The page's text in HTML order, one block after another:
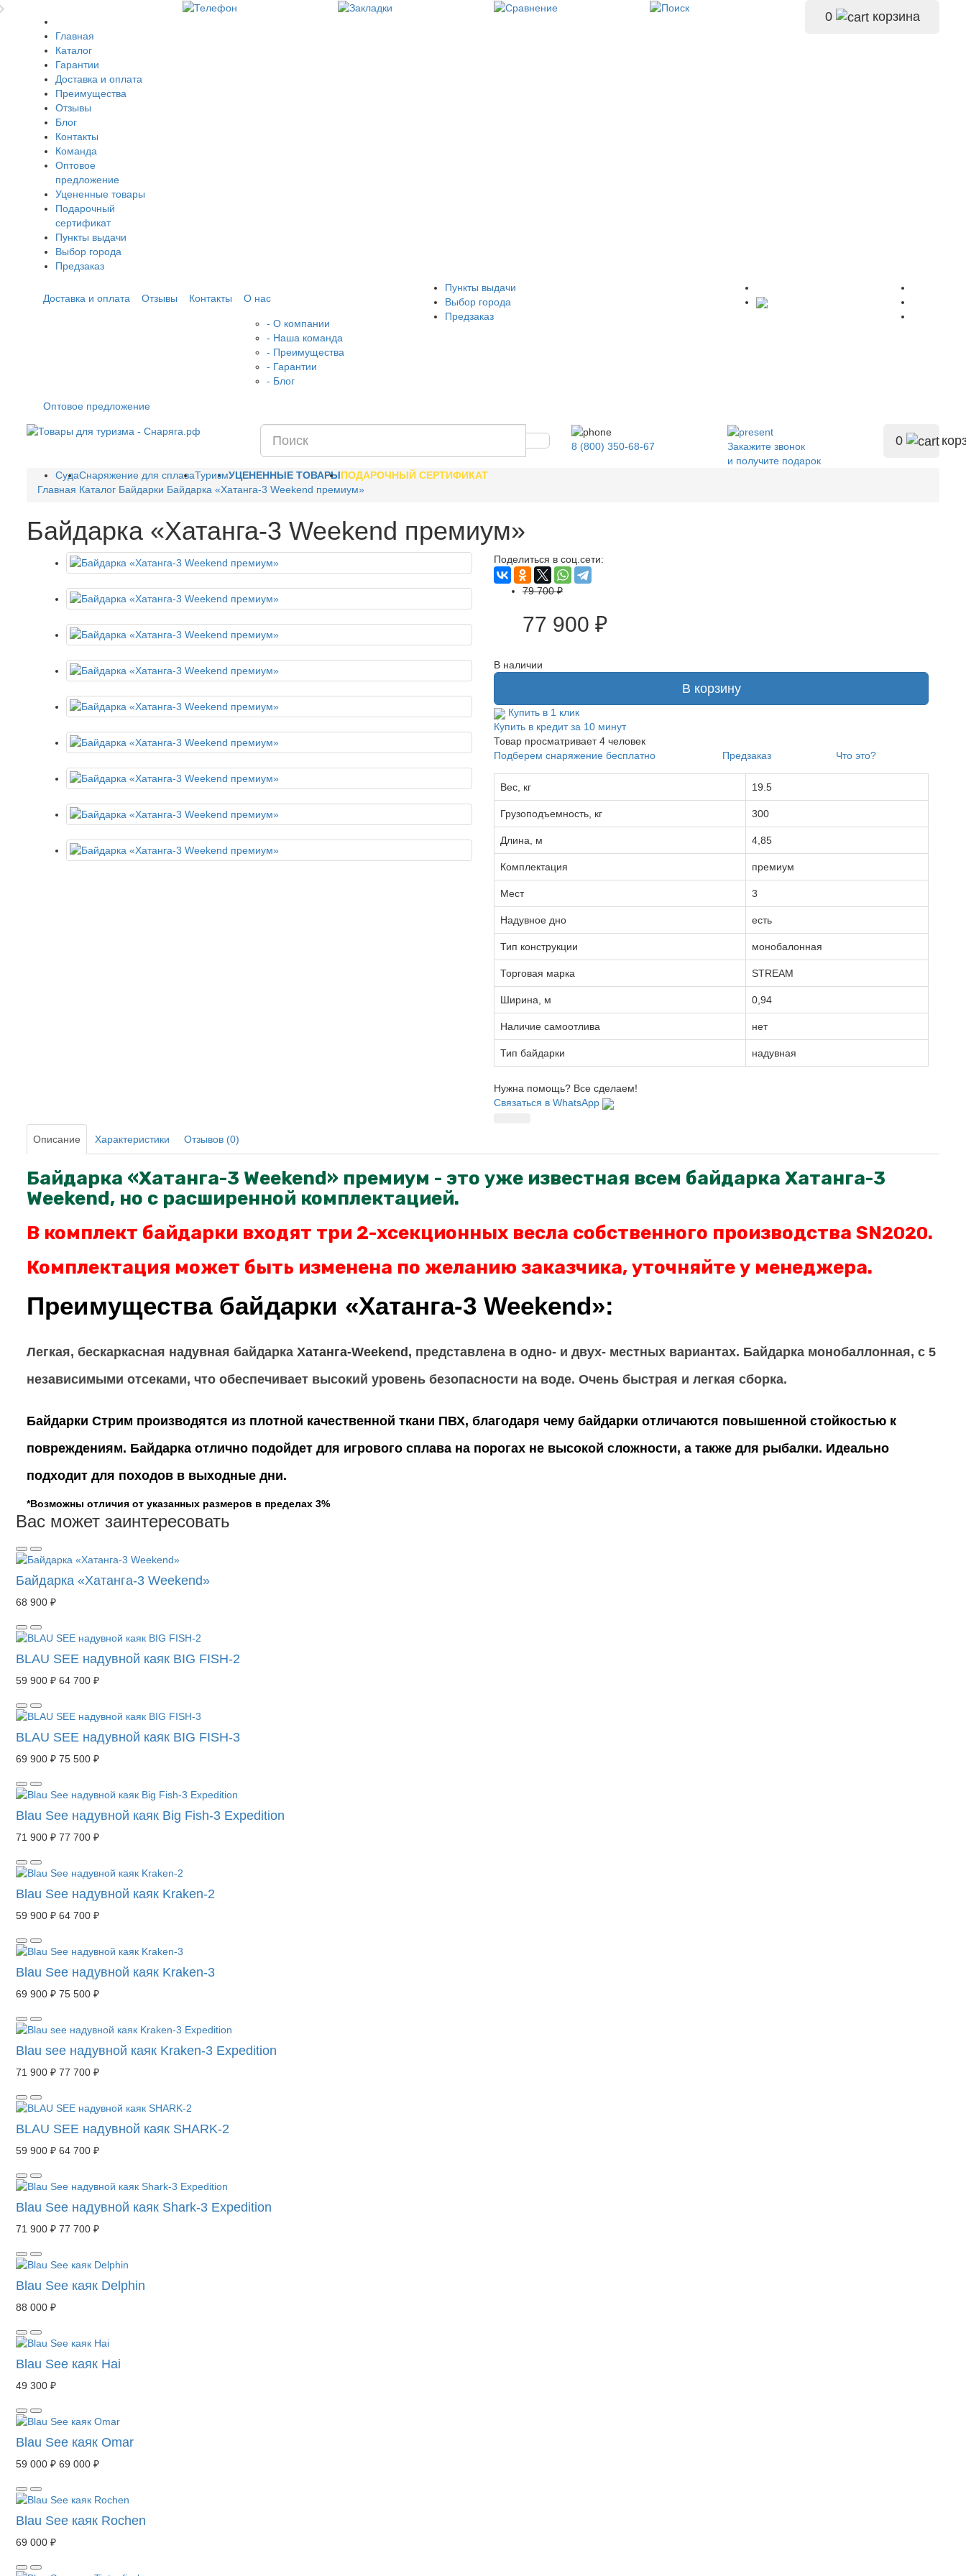
Главная
Каталог
Гарантии
Доставка и оплата
Преимущества
Отзывы
Блог
Контакты
Команда
Оптовое
предложение
Уцененные товары
Подарочный
сертификат
Пункты выдачи
Выбор города
Предзаказ
0 корзина
Доставка и оплата Отзывы Контакты О нас
- О компании
- Наша команда
- Преимущества
- Гарантии
- Блог
Оптовое предложение
Пункты выдачи
Выбор города
Предзаказ
8 (800) 350-68-67
Закажите звонок
и получите подарок
0
СудаСнаряжение для сплаваТуризмУЦЕНЕННЫЕ ТОВАРЫПОДАРОЧНЫЙ СЕРТИФИКАТ
Главная Каталог Байдарки Байдарка «Хатанга-3 Weekend премиум»
Байдарка «Хатанга-3 Weekend премиум»
Поделиться в соц.сети:
79 700 ₽
77 900 ₽
В наличии
В корзину
Купить в 1 клик
Купить в кредит за 10 минут
Товар просматривает4 человек
Подберем снаряжение бесплатно
Предзаказ Что это?
Вес, кг 19.5
Грузоподъемность, кг 300
Длина, м 4,85
Комплектация премиум
Мест 3
Надувное дно есть
Тип конструкции монобалонная
Торговая марка STREAM
Ширина, м 0,94
Наличие самоотлива нет
Тип байдарки надувная
Нужна помощь? Все сделаем!
Связаться в WhatsApp
Описание Характеристики Отзывов (0)
Байдарка «Хатанга-3 Weekend» премиум - это уже известная всем байдарка Хатанга-3
Weekend, но с расширенной комплектацией.
В комплект байдарки входят три 2-хсекционных весла собственного производства SN2020.
Комплектация может быть изменена по желанию заказчика, уточняйте у менеджера.
Преимущества байдарки «Хатанга-3 Weekend»:
Легкая, бескаркасная надувная байдарка Хатанга-Weekend, представлена в одно- и двух- местных вариантах. Байдарка монобаллонная, с 5
независимыми отсеками, что обеспечивает высокий уровень безопасности на воде. Очень быстрая и легкая сборка.
Байдарки Стрим производятся из плотной качественной ткани ПВХ, благодаря чему байдарки отличаются повышенной стойкостью к
повреждениям. Байдарка отлично подойдет для игрового сплава на порогах не высокой сложности, а также для рыбалки. Идеально
подходит для походов в выходные дни.
*Возможны отличия от указанных размеров в пределах 3%
Вас может заинтересовать
Байдарка «Хатанга-3 Weekend»
68 900 ₽
BLAU SEE надувной каяк BIG FISH-2
59 900 ₽ 64 700 ₽
BLAU SEE надувной каяк BIG FISH-3
69 900 ₽ 75 500 ₽
Blau See надувной каяк Big Fish-3 Expedition
71 900 ₽ 77 700 ₽
Blau See надувной каяк Kraken-2
59 900 ₽ 64 700 ₽
Blau See надувной каяк Kraken-3
69 900 ₽ 75 500 ₽
Blau see надувной каяк Kraken-3 Expedition
71 900 ₽ 77 700 ₽
BLAU SEE надувной каяк SHARK-2
59 900 ₽ 64 700 ₽
Blau See надувной каяк Shark-3 Expedition
71 900 ₽ 77 700 ₽
Blau See каяк Delphin
88 000 ₽
Blau See каяк Hai
49 300 ₽
Blau See каяк Omar
59 000 ₽ 69 000 ₽
Blau See каяк Rochen
69 000 ₽